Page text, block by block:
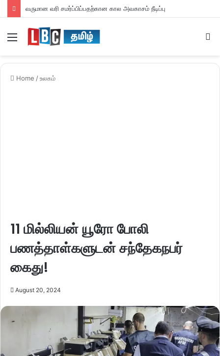
வருமான வரி சமர்ப்பிப்பதற்கான கால அவகாசம் நீடிப்பு
Home /உலகம்
11 மில்லியன் யூரோ போலி
பணத்தாள்களுடன் சந்தேகநபர்
கைது!
August 20, 2024